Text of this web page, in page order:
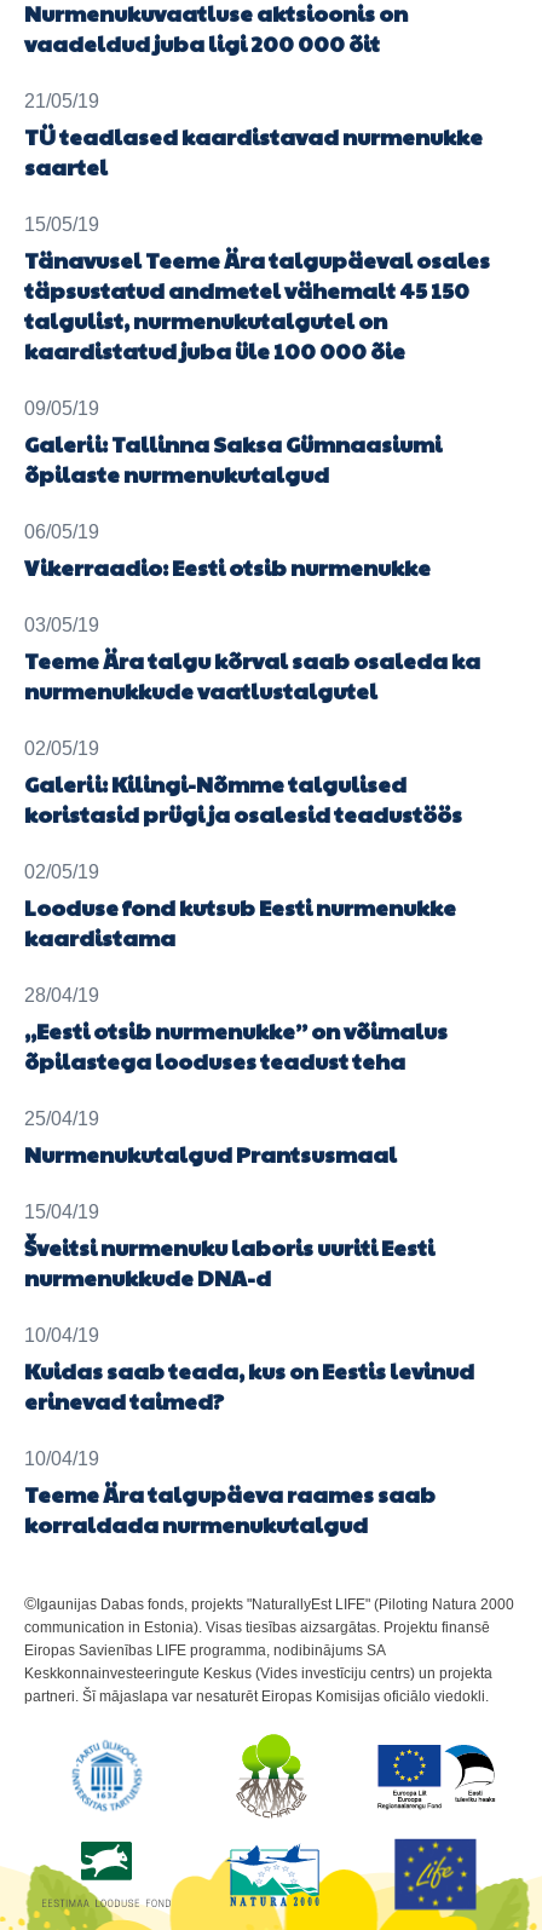
Nurmenukuvaatluse aktsioonis on
vaadeldud juba ligi 200 000 õit
21/05/19
TÜ teadlased kaardistavad nurmenukke
saartel
15/05/19
Tänavusel Teeme Ära talgupäeval osales
täpsustatud andmetel vähemalt 45 150
talgulist, nurmenukutalgutel on
kaardistatud juba üle 100 000 õie
09/05/19
Galerii: Tallinna Saksa Gümnaasiumi
õpilaste nurmenukutalgud
06/05/19
Vikerraadio: Eesti otsib nurmenukke
03/05/19
Teeme Ära talgu kõrval saab osaleda ka
nurmenukkude vaatlustalgutel
02/05/19
Galerii: Kilingi-Nõmme talgulised
koristasid prügi ja osalesid teadustöös
02/05/19
Looduse fond kutsub Eesti nurmenukke
kaardistama
28/04/19
„Eesti otsib nurmenukke” on võimalus
õpilastega looduses teadust teha
25/04/19
Nurmenukutalgud Prantsusmaal
15/04/19
Šveitsi nurmenuku laboris uuriti Eesti
nurmenukkude DNA-d
10/04/19
Kuidas saab teada, kus on Eestis levinud
erinevad taimed?
10/04/19
Teeme Ära talgupäeva raames saab
korraldada nurmenukutalgud
© Igaunijas Dabas fonds, projekts "NaturallyEst LIFE" (Piloting Natura 2000
communication in Estonia). Visas tiesības aizsargātas. Projektu finansē
Eiropas Savienības LIFE programma, nodibinājums SA
Keskkonnainvesteeringute Keskus (Vides investīciju centrs) un projekta
partneri. Šī mājaslapa var nesaturēt Eiropas Komisijas oficiālo viedokli.